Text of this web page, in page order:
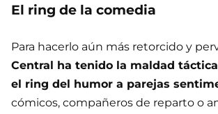
El ring de la comedia
Para hacerlo aún más retorcido y
Central ha tenido la maldad
el ring del humor a parejas
cómicos, compañeros de reparto o